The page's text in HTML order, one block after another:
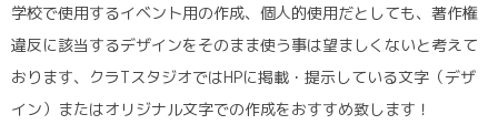
学校で使用するイベント用の作成、個人的使用だとしても、著作権
違反に該当するデザインをそのまま使う事は望ましくないと考えて
おります、クラTスタジオではHPに掲載・提示している文字（デザ
イン）またはオリジナル文字での作成をおすすめ致します！